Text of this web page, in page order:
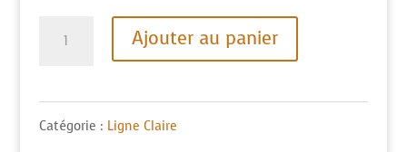
quantité
Le
Ajouter au panier
t
Catégorie : Ligne Claire